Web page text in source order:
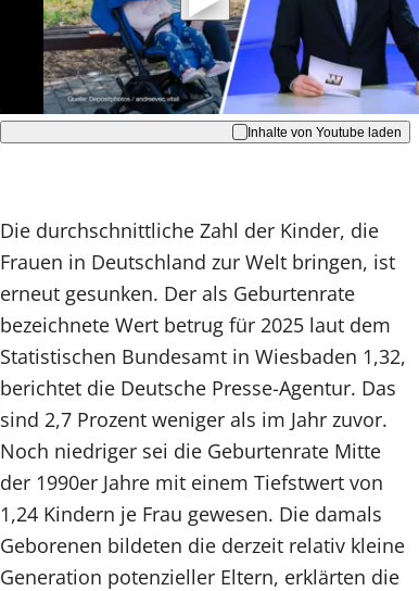
Hinweise dazu erhalten Sie in der
Datenschutzerklärung
Akzeptieren
Inhalte von Youtube laden
Die durchschnittliche Zahl der Kinder, die
Frauen in Deutschland zur Welt bringen, ist
erneut gesunken. Der als Geburtenrate
bezeichnete Wert betrug für 2025 laut dem
Statistischen Bundesamt in Wiesbaden 1,32,
berichtet die Deutsche Presse-Agentur. Das
sind 2,7 Prozent weniger als im Jahr zuvor.
Noch niedriger sei die Geburtenrate Mitte
der 1990er Jahre mit einem Tiefstwert von
1,24 Kindern je Frau gewesen. Die damals
Geborenen bildeten die derzeit relativ kleine
Generation potenzieller Eltern, erklärten die